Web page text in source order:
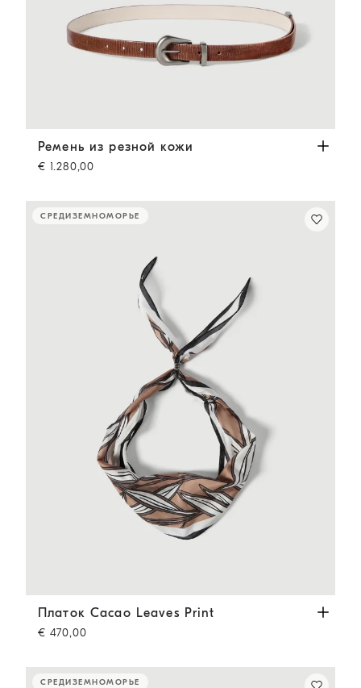
Ремень из резной кожи Светло-Коричневый
Ремень из резной кожи
€ 1.280,00
СРЕДИЗЕМНОМОРЬЕ
Платок Cacao Leaves Print Коричневый
Платок Cacao Leaves Print
€ 470,00
СРЕДИЗЕМНОМОРЬЕ